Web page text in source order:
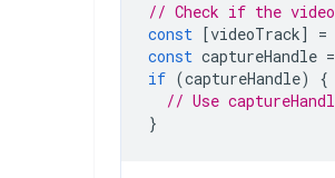
// Check if the
const
[videoTrack] =
const captureHandle =
if (captureHandle)
{
// Use
}